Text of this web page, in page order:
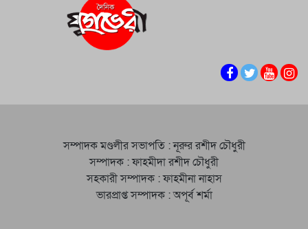
সম্পাদক মণ্ডলীর সভাপতি : নূরুর রশীদ চৌধুরী
সম্পাদক : ফাহমীদা রশীদ চৌধুরী
সহকারী সম্পাদক : ফাহমীনা নাহাস
ভারপ্রাপ্ত সম্পাদক : অপূর্ব শর্মা